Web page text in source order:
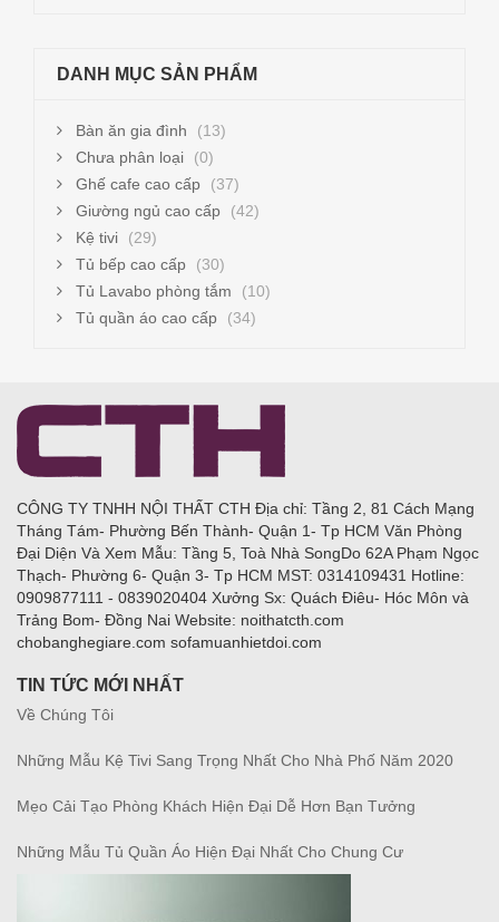
DANH MỤC SẢN PHẨM
Bàn ăn gia đình
(13)
Chưa phân loại
(0)
Ghế cafe cao cấp
(37)
Giường ngủ cao cấp
(42)
Kệ tivi
(29)
Tủ bếp cao cấp
(30)
Tủ Lavabo phòng tắm
(10)
Tủ quần áo cao cấp
(34)
CÔNG TY TNHH NỘI THẤT CTH Địa chỉ: Tầng 2, 81 Cách Mạng
Tháng Tám- Phường Bến Thành- Quận 1- Tp HCM Văn Phòng
Đại Diện Và Xem Mẫu: Tầng 5, Toà Nhà SongDo 62A Phạm Ngọc
Thạch- Phường 6- Quận 3- Tp HCM MST: 0314109431 Hotline:
0909877111 - 0839020404 Xưởng Sx: Quách Điêu- Hóc Môn và
Trảng Bom- Đồng Nai Website: noithatcth.com
chobanghegiare.com sofamuanhietdoi.com
TIN TỨC MỚI NHẤT
Về Chúng Tôi
Những Mẫu Kệ Tivi Sang Trọng Nhất Cho Nhà Phố Năm 2020
Mẹo Cải Tạo Phòng Khách Hiện Đại Dễ Hơn Bạn Tưởng
Những Mẫu Tủ Quần Áo Hiện Đại Nhất Cho Chung Cư